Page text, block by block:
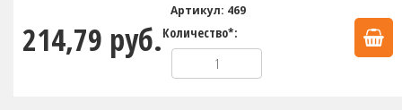
Артикул: 469
214,79 руб.Количество*: